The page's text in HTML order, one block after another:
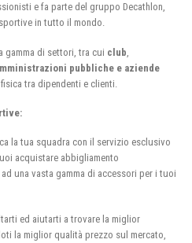
e fa parte del gruppo Decathlon,
in tutto il mondo.
gamma di settori, tra cui club
pubbliche e aziende
tra dipendenti e clienti.
la tua squadra con il servizio esclusivo
acquistare abbigliamento
una vasta gamma di accessori per i tuoi
ed aiutarti a trovare la miglior
la miglior qualità prezzo sul mercato,